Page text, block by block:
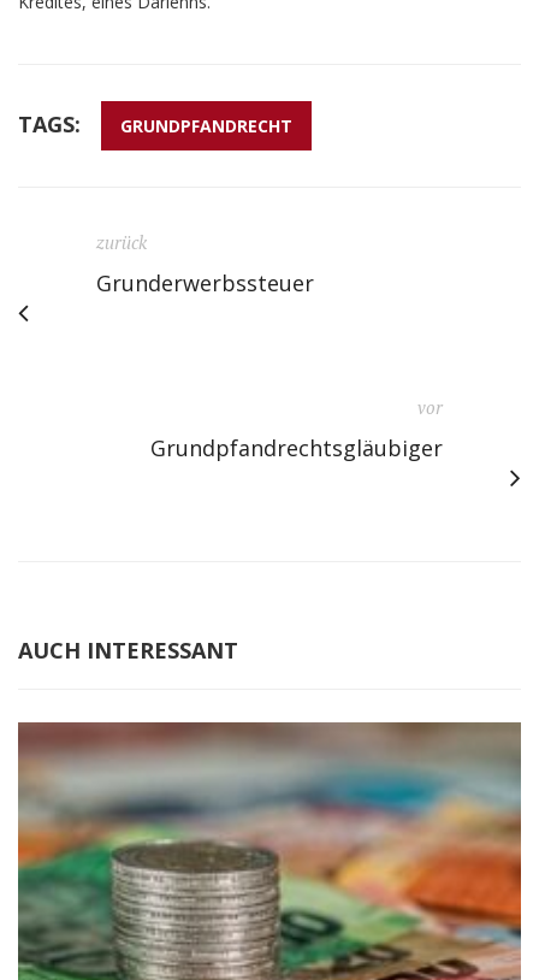
TAGS: GRUNDPFANDRECHT
zurück
Grunderwerbssteuer
vor
Grundpfandrechtsgläubiger
AUCH INTERESSANT